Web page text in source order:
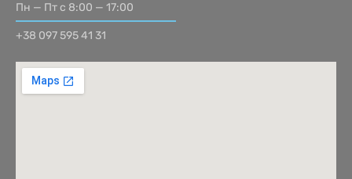
Пн — Пт с 8:00 — 17:00
+38 097 595 41 31